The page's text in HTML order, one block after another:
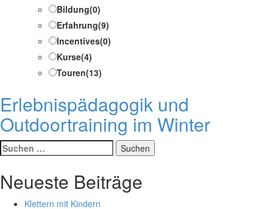
Bildung(0)
Erfahrung(9)
Incentives(0)
Kurse(4)
Touren(13)
Erlebnispädagogik und
Outdoortraining im Winter
Suche
nach:
Neueste Beiträge
Klettern mit Kindern